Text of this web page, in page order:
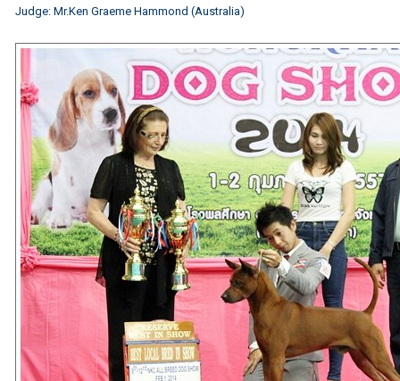
Judge: Mr.Ken Graeme Hammond (Australia)